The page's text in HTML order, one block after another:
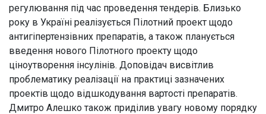
регулювання під час проведення тендерів. Близько
року в Україні реалізується Пілотний проект щодо
антигіпертензівних препаратів, а також планується
введення нового Пілотного проекту щодо
ціноутворення інсулінів. Доповідач висвітлив
проблематику реалізації на практиці зазначених
проектів щодо відшкодування вартості препаратів.
Дмитро Алешко також приділив увагу новому порядку